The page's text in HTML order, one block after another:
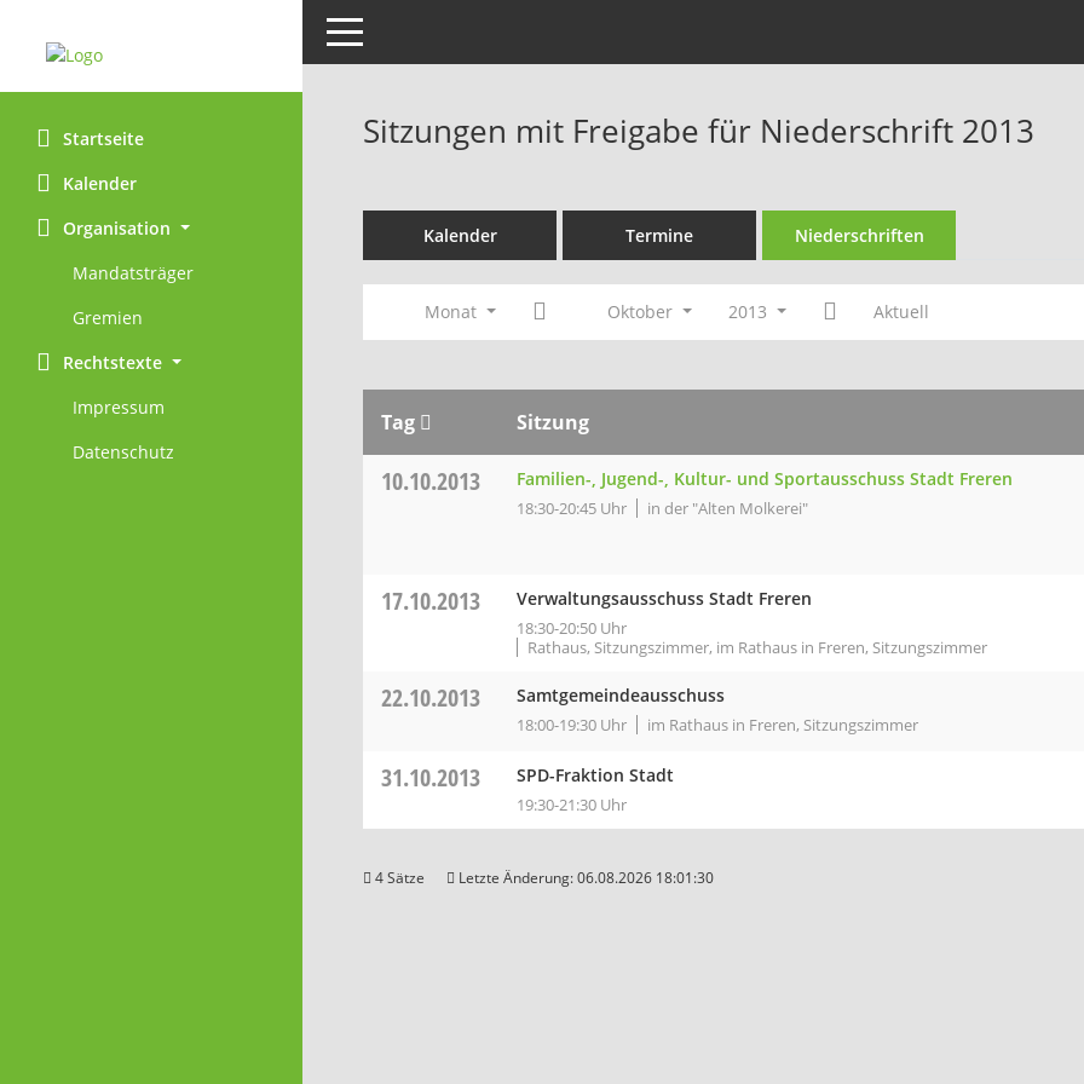
Startseite
Kalender
Organisation
Mandatsträger
Gremien
Rechtstexte
Impressum
Datenschutz
Toggle navigation
Sitzungen mit Freigabe für Niederschrift 2013
Kalender Termine Niederschriften
Monat Oktober 2013 Aktuell
Tag Sitzung
10.10.2013 Familien-, Jugend-, Kultur- und Sportausschuss Stadt Freren
18:30-20:45 Uhr in der "Alten Molkerei"
17.10.2013 Verwaltungsausschuss Stadt Freren
18:30-20:50 Uhr
Rathaus, Sitzungszimmer, im Rathaus in Freren, Sitzungszimmer
22.10.2013 Samtgemeindeausschuss
18:00-19:30 Uhr im Rathaus in Freren, Sitzungszimmer
31.10.2013 SPD-Fraktion Stadt
19:30-21:30 Uhr
4 Sätze Letzte Änderung: 06.08.2026 18:01:30